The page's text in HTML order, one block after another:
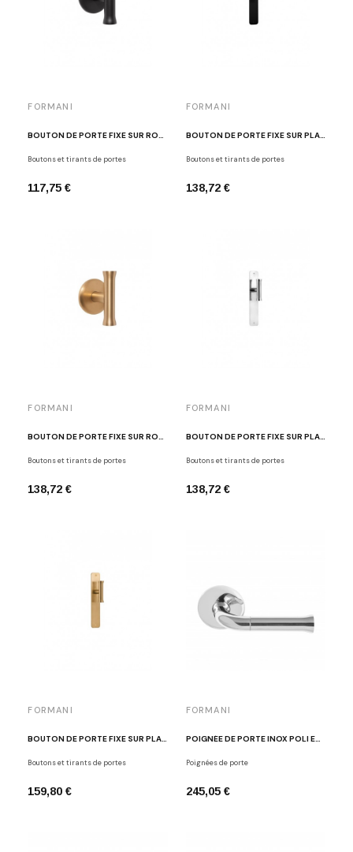
FORMANI
BOUTON DE PORTE FIXE SUR ROSACE RONDE NOIR MAT EDWARD VAN VLIET EV102V/64 NM
Boutons et tirants de portes
117,75 €
FORMANI
BOUTON DE PORTE FIXE SUR PLAQUE NOIR MAT EDWARD VAN VLIET EV102VP211 NM
Boutons et tirants de portes
138,72 €
FORMANI
BOUTON DE PORTE FIXE SUR ROSACE RONDE DORÉ BROSSÉ EDWARD VAN VLIET EV102V/64 IM
Boutons et tirants de portes
138,72 €
FORMANI
BOUTON DE PORTE FIXE SUR PLAQUE INOX POLI EDWARD VAN VLIET EV102VP211 IP
Boutons et tirants de portes
138,72 €
FORMANI
Boutons et tirants de portes
159,80 €
FORMANI
POIGNÉE DE PORTE INOX POLI EDWARD VAN VLIET EV101/64 IP
Poignées de porte
245,05 €